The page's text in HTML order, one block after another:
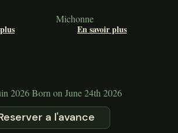
Michonne
En savoir plus
2026 Born on June 24th 2026
a l'avance